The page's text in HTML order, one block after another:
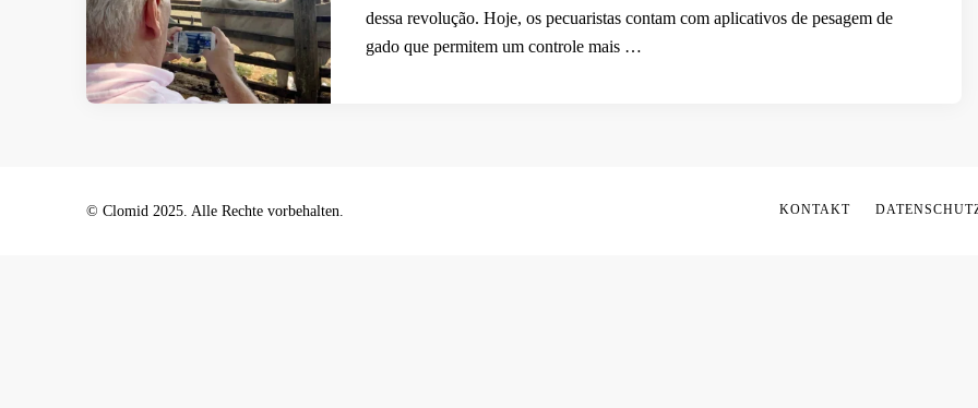
dessa revolução. Hoje, os pecuaristas contam com aplicativos de pesagem de
gado que permitem um controle mais …
© Clomid 2025. Alle Rechte vorbehalten. KONTAKT